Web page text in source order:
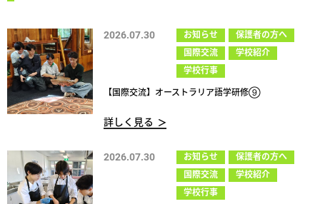
2026.07.30 お知らせ
保護者の方へ
国際交流
学校紹介
学校行事
【国際交流】オーストラリア語学研修⑨
詳しく見る
2026.07.30 お知らせ
保護者の方へ
国際交流
学校紹介
学校行事